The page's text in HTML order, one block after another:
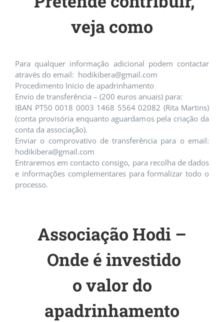
veja como
Para qualquer informação adicional podem contactar
através do email: hodikibera@gmail.com
Procedimento Início de apadrinhamento
Envio de transferência – (200 euros anuais) para:
IBAN PT50 0018 0003 1468 5564 02082 (Rita Martins)
(conta provisória enquanto aguardamos pela criação da
conta da associação).
Enviar o comprovativo de transferência para o email:
hodikibera@gmail.com
Entraremos em contacto consigo, para recolha de dados
e informações complementares para formalizar todo o
processo.
Associação Hodi –
Onde é investido
o valor do
apadrinhamento